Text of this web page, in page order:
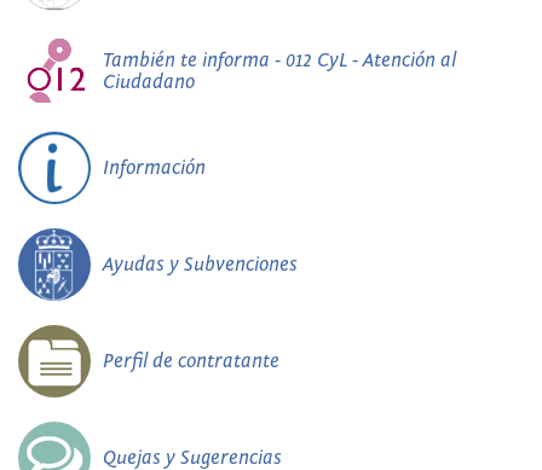
También te informa - 012 CyL - Atención al
Ciudadano
Información
Ayudas y Subvenciones
Perfil de contratante
Quejas y Sugerencias